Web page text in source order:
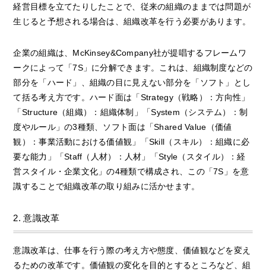
経営目標を立てたりしたことで、従来の組織のままでは問題が
生じると予想される場合は、組織改革を行う必要があります。
企業の組織は、McKinsey&Company社が提唱するフレームワ
ークによって「7S」に分解できます。これは、組織制度などの
部分を「ハード」、組織の目に見えない部分を「ソフト」とし
て括る考え方です。ハード面は「Strategy（戦略）：方向性」
「Structure（組織）：組織体制」「System（システム）：制
度やルール」の3種類、ソフト面は「Shared Value（価値
観）：事業活動における価値観」「Skill（スキル）：組織に必
要な能力」「Staff（人材）：人材」「Style（スタイル）：経
営スタイル・企業文化」の4種類で構成され、この「7S」を意
識することで組織改革の取り組みに活かせます。
2. 意識改革
意識改革は、仕事を行う際の考え方や態度、価値観などを変え
るための改革です。価値観の変化を目的とするところなど、組